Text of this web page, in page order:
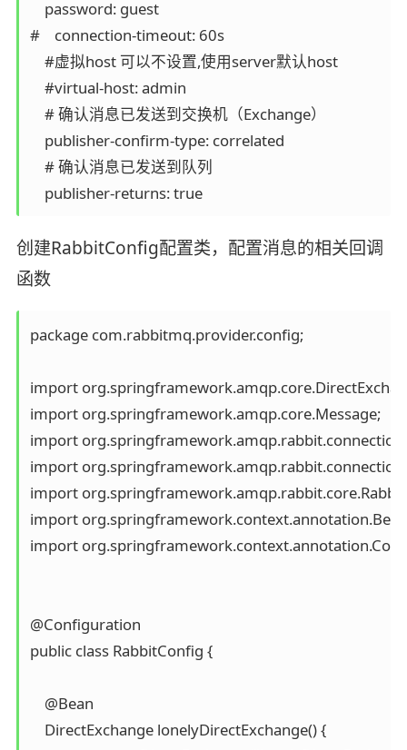
    password: guest
#    connection-timeout: 60s
    #虚拟host 可以不设置,使用server默认host
    #virtual-host: admin
    # 确认消息已发送到交换机（Exchange）
    publisher-confirm-type: correlated
    # 确认消息已发送到队列
    publisher-returns: true
创建RabbitConfig配置类，配置消息的相关回调
函数
package com.rabbitmq.provider.config;
import
import org.springframework.amqp.core.Message;
import
import
import
import
import
@Configuration
public class RabbitConfig {
    @Bean
    DirectExchange lonelyDirectExchange() {